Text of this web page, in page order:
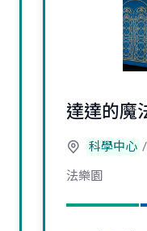
達達的魔
科學中心
法樂園